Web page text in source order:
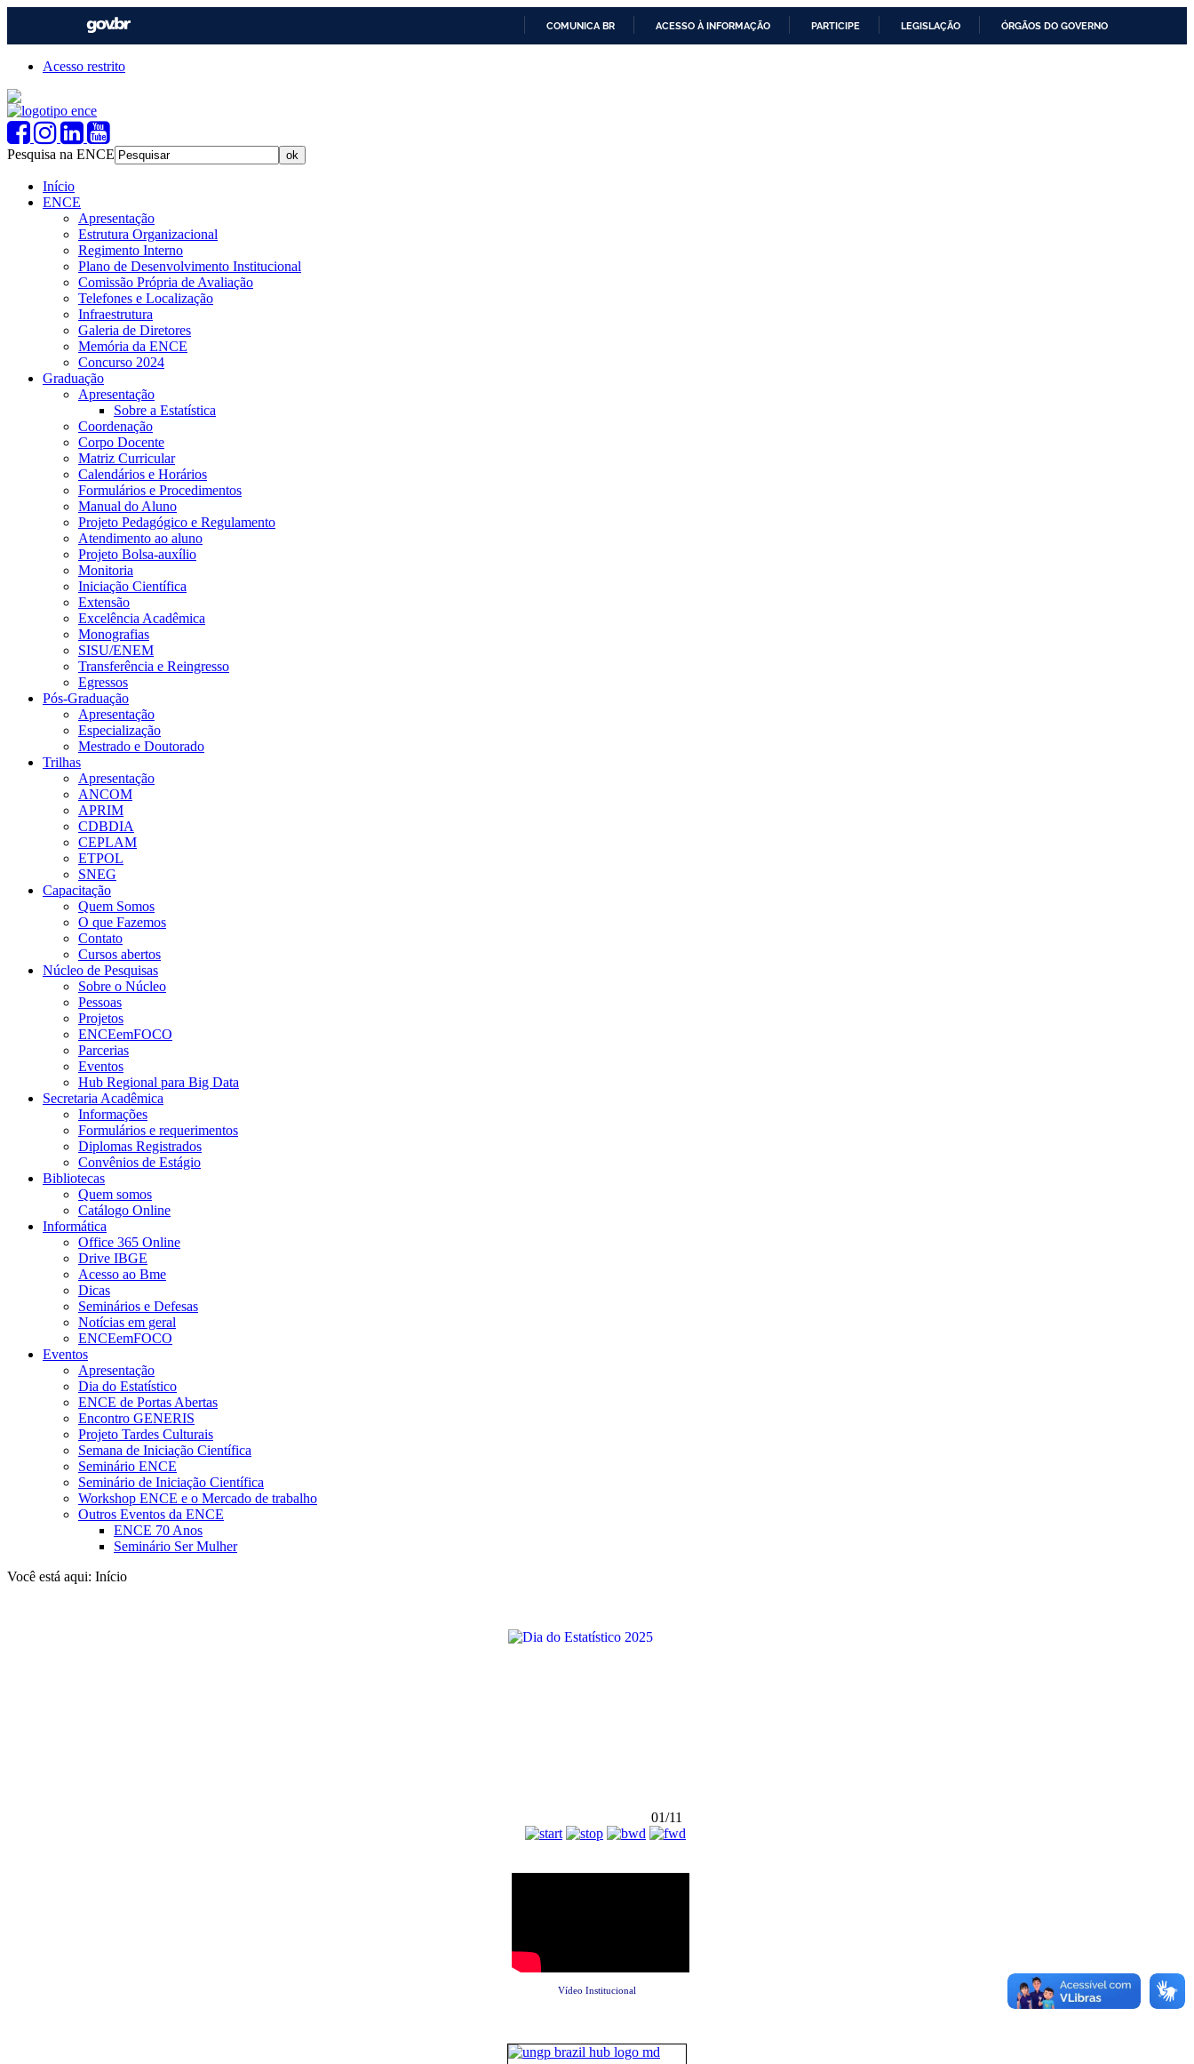
COMUNICA BR ACESSO À INFORMAÇÃO PARTICIPE LEGISLAÇÃO ÓRGÃOS DO GOVERNO
Acesso restrito
Pesquisa na ENCE
Início
ENCE
Apresentação
Estrutura Organizacional
Regimento Interno
Plano de Desenvolvimento Institucional
Comissão Própria de Avaliação
Telefones e Localização
Infraestrutura
Galeria de Diretores
Memória da ENCE
Concurso 2024
Graduação
Apresentação
Sobre a Estatística
Coordenação
Corpo Docente
Matriz Curricular
Calendários e Horários
Formulários e Procedimentos
Manual do Aluno
Projeto Pedagógico e Regulamento
Atendimento ao aluno
Projeto Bolsa-auxílio
Monitoria
Iniciação Científica
Extensão
Excelência Acadêmica
Monografias
SISU/ENEM
Transferência e Reingresso
Egressos
Pós-Graduação
Apresentação
Especialização
Mestrado e Doutorado
Trilhas
Apresentação
ANCOM
APRIM
CDBDIA
CEPLAM
ETPOL
SNEG
Capacitação
Quem Somos
O que Fazemos
Contato
Cursos abertos
Núcleo de Pesquisas
Sobre o Núcleo
Pessoas
Projetos
ENCEemFOCO
Parcerias
Eventos
Hub Regional para Big Data
Secretaria Acadêmica
Informações
Formulários e requerimentos
Diplomas Registrados
Convênios de Estágio
Bibliotecas
Quem somos
Catálogo Online
Informática
Office 365 Online
Drive IBGE
Acesso ao Bme
Dicas
Seminários e Defesas
Notícias em geral
ENCEemFOCO
Eventos
Apresentação
Dia do Estatístico
ENCE de Portas Abertas
Encontro GENERIS
Projeto Tardes Culturais
Semana de Iniciação Científica
Seminário ENCE
Seminário de Iniciação Científica
Workshop ENCE e o Mercado de trabalho
Outros Eventos da ENCE
ENCE 70 Anos
Seminário Ser Mulher
Você está aqui: Início
01/11
Vídeo Institucional